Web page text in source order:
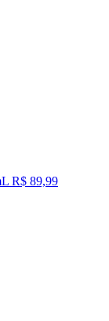
R$ 89,99